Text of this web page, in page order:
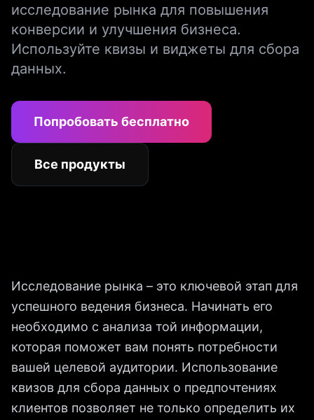
исследование рынка для повышения
конверсии и улучшения бизнеса.
Используйте квизы и виджеты для сбора
данных.
Попробовать бесплатно
Все продукты
Исследование рынка – это ключевой этап для
успешного ведения бизнеса. Начинать его
необходимо с анализа той информации,
которая поможет вам понять потребности
вашей целевой аудитории. Использование
квизов для сбора данных о предпочтениях
клиентов позволяет не только определить их